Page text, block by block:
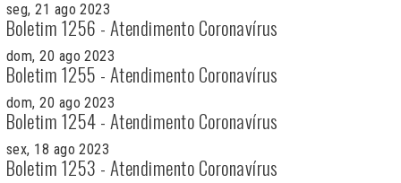
seg, 21 ago 2023
Boletim 1256 - Atendimento Coronavírus
dom, 20 ago 2023
Boletim 1255 - Atendimento Coronavírus
dom, 20 ago 2023
Boletim 1254 - Atendimento Coronavírus
sex, 18 ago 2023
Boletim 1253 - Atendimento Coronavírus